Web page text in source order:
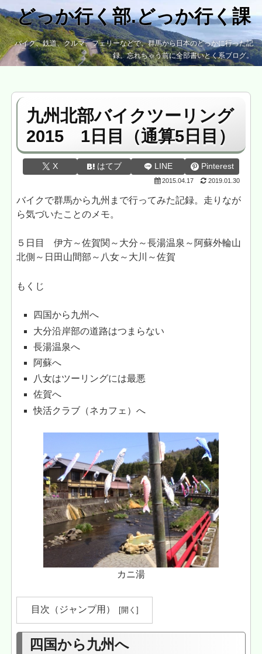
どっか行く部.どっか行く課
バイク、鉄道、クルマ、フェリーなどで、群馬から日本のどっかに行った記
録。忘れちゃう前に全部書いとく系ブログ。
九州北部バイクツーリング
2015 1日目（通算5日目）
X はてブ LINE Pinterest
2015.04.17 2019.01.30
バイクで群馬から九州まで行ってみた記録。走りなが
ら気づいたことのメモ。
５日目 伊方～佐賀関～大分～長湯温泉～阿蘇外輪山
北側～日田山間部～八女～大川～佐賀
もくじ
四国から九州へ
大分沿岸部の道路はつまらない
長湯温泉へ
阿蘇へ
八女はツーリングには最悪
佐賀へ
快活クラブ（ネカフェ）へ
カニ湯
目次（ジャンプ用）
四国から九州へ